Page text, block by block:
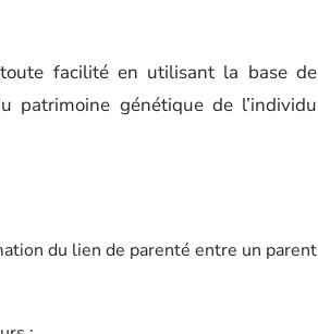
facilité en utilisant la base de
patrimoine génétique de l’individu
du lien de parenté entre un parent